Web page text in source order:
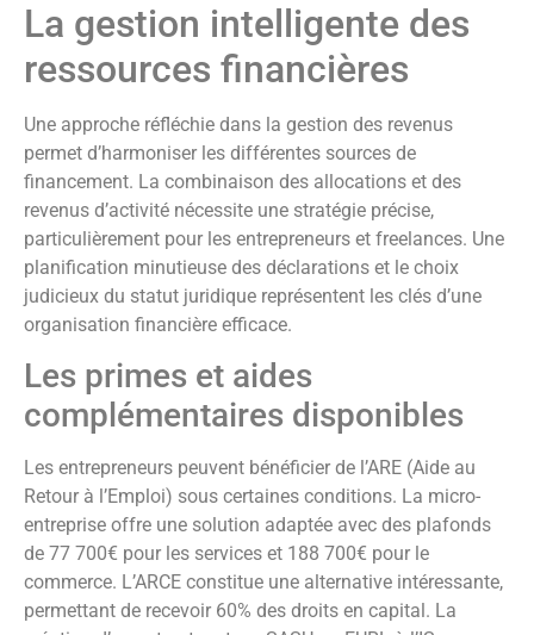
La gestion intelligente des
ressources financières
Une approche réfléchie dans la gestion des revenus
permet d’harmoniser les différentes sources de
financement. La combinaison des allocations et des
revenus d’activité nécessite une stratégie précise,
particulièrement pour les entrepreneurs et freelances. Une
planification minutieuse des déclarations et le choix
judicieux du statut juridique représentent les clés d’une
organisation financière efficace.
Les primes et aides
complémentaires disponibles
Les entrepreneurs peuvent bénéficier de l’ARE (Aide au
Retour à l’Emploi) sous certaines conditions. La micro-
entreprise offre une solution adaptée avec des plafonds
de 77 700€ pour les services et 188 700€ pour le
commerce. L’ARCE constitue une alternative intéressante,
permettant de recevoir 60% des droits en capital. La